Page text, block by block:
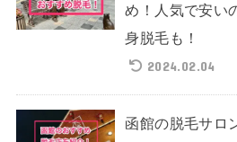
め！人気で安い
身脱毛も！
2024.02.04
函館の脱毛サロ